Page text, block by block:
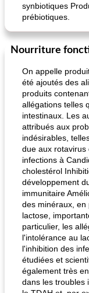
synbiotiques
prébiotiques.
Nourriture
On appelle
été ajoutés des
produits
allégations telles
intestinaux. Les
attribués aux
indésirables,
due aux rotavirus
infections à
cholestérol
développement
immunitaire
des minéraux, en
lactose,
particulier, les
l'intolérance au
l'inhibition des
étudiées et
également très
dans les troubles